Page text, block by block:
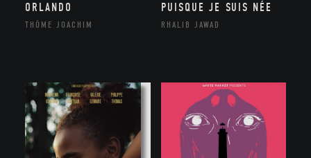
ORLANDO
THÔME JOACHIM
PUISQUE JE SUIS NÉE
RHALIB JAWAD